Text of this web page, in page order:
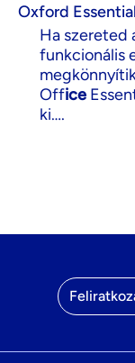
Oxford
Ha szereted
funkcionális
Office
ki….
E-mail cím